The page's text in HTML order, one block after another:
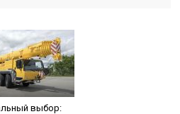
выбор: